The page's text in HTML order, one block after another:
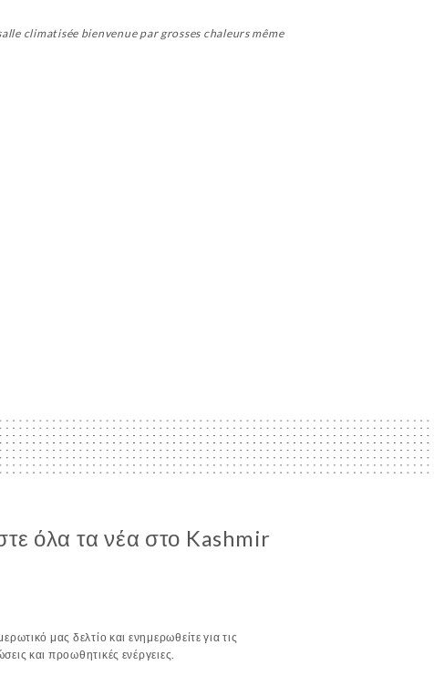
climatisée bienvenue par grosses chaleurs même
όλα τα νέα στο Kashmir
μας δελτίο και ενημερωθείτε για τις
και προωθητικές ενέργειες.